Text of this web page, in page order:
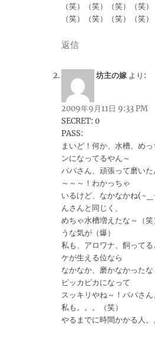
（笑）（笑）（笑）（笑）
（笑）（笑）（笑）（笑）
返信
坊主の嫁 より:
2009年9月11日 9:33 PM
SECRET: 0
PASS:
まいど！何か、水槽、め
ンになってるやん～
パパさん、頑張って磨い
～～～！わかっちゃ
いるけど、なかなかね
んさんと同じく、
めちゃ水槽増えたな～（
うな気が（爆）
私も、アロワナ、飼って
ケが生える位なら
なかなか、磨かなかった
ピッカピカになって
スッキリやね～！パパさ
私も。。。（笑）
やるまでに時間かかる人。